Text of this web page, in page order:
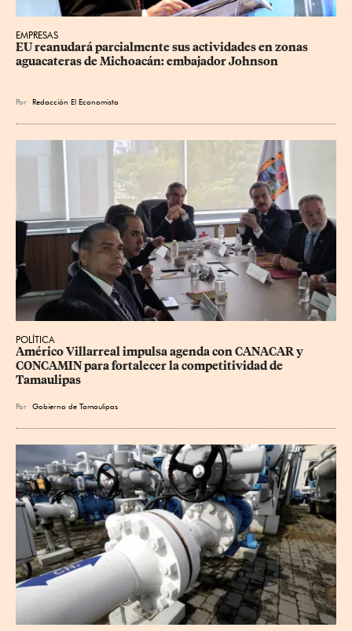
EMPRESAS
EU reanudará parcialmente sus actividades en zonas
aguacateras de Michoacán: embajador Johnson
Por Redacción El Economista
POLÍTICA
Américo Villarreal impulsa agenda con CANACAR y
CONCAMIN para fortalecer la competitividad de
Tamaulipas
Por Gobierno de Tamaulipas